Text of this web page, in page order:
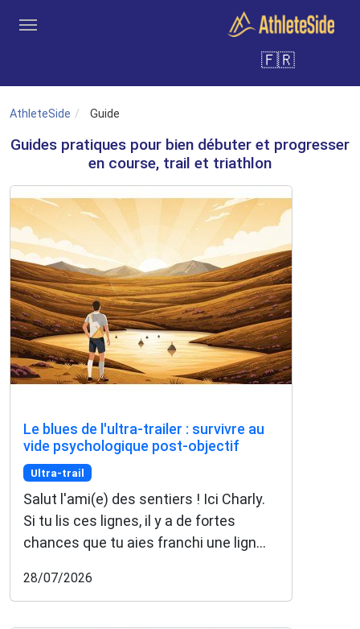
Inscription
🇫🇷
AthleteSide Guide
Guides pratiques pour bien débuter et progresser
en course, trail et triathlon
Le blues de l'ultra-trailer : survivre au
vide psychologique post-objectif
Ultra-trail
Salut l'ami(e) des sentiers ! Ici Charly.
Si tu lis ces lignes, il y a de fortes
chances que tu aies franchi une lign...
28/07/2026